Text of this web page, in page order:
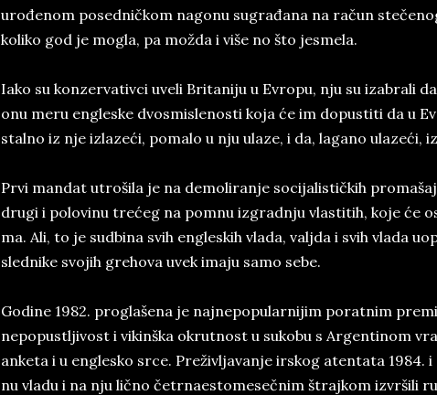
urođenom po­sedničkom na­go­nu su­građana na račun
ko­li­ko god je mo­gla, pa možda i više no što je­sme­la.
Iako su kon­zer­va­tiv­ci uve­li Bri­ta­ni­ju u Evro­pu, nju su iza­bra­li
onu meru en­gle­ske dvo­smi­sle­no­sti koja će im do­pu­stiti da u
stal­no iz nje iz­la­zeći, po­ma­lo u nju ula­ze, i da, la­ga­no ula­zeći,
Prvi man­da­t u­troši­la ­je na de­mo­li­ran­je so­ci­ja­li­stičkih
dru­gi i po­lo­vi­nu trećeg na pom­nu iz­grad­nju vl­a­sti­tih, koje će
ma. Ali, to je sud­bi­na svih en­gle­skih vla­da, valj­da i svih vla­da
sled­ni­ke ­svo­jih gre­ho­va uve­k i­ma­ju ­sa­mo ­se­be.
Go­di­ne 1982. pro­gla­še­na ­je naj­ne­po­pu­lar­ni­jim po­rat­nim
ne­po­pustlji­vost i vi­kin­ška okrut­nost u su­ko­bu s Ar­gen­ti­nom
an­ke­ta i u en­gle­sko srce. Preživl­ja­van­je ir­skog atentata
nu vla­du i na nju lično četr­na­e­stomesečnim štraj­kom izvr­ši­li